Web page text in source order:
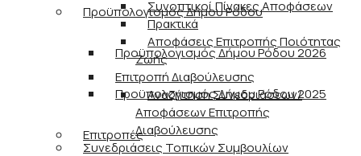
Προϋπολογισμός Δήμου Ρόδου
Προϋπολογισμός Δήμου Ρόδου 2026
Προϋπολογισμός Δήμου Ρόδου 2025
Επιτροπές
Συνοπτικοί Πίνακες Αποφάσεων
Πρακτικά
Αποφάσεις Επιτροπής Ποιότητας
Ζωής
Επιτροπή Διαβούλευσης
Αναζήτηση Συνεδριάσεων/
Αποφάσεων Επιτροπής
Διαβούλευσης
Συνεδριάσεις Τοπικών Συμβουλίων